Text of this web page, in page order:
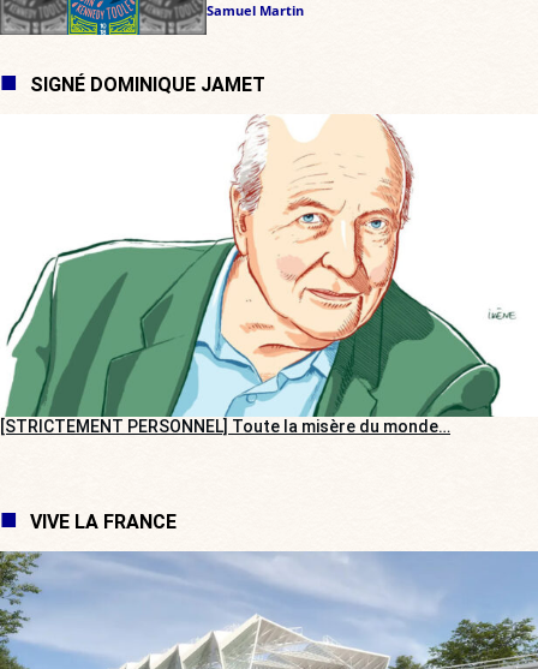
Samuel Martin
SIGNÉ DOMINIQUE JAMET
[STRICTEMENT PERSONNEL] Toute la misère du monde…
VIVE LA FRANCE